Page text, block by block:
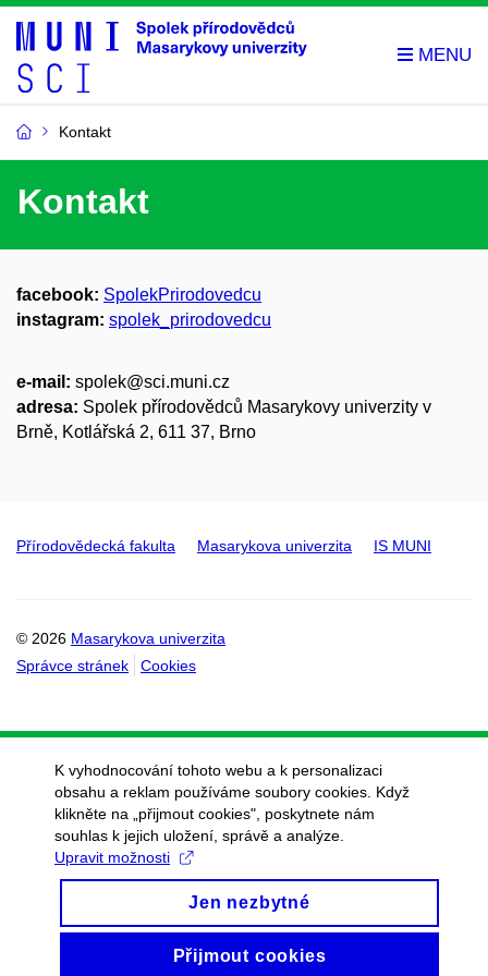
Kontakt
Kontakt
facebook: SpolekPrirodovedcu
instagram: spolek_prirodovedcu
e-mail: spolek@sci.muni.cz
adresa: Spolek přírodovědců Masarykovy univerzity v
Brně, Kotlářská 2, 611 37, Brno
Přírodovědecká fakulta Masarykova univerzita IS MUNI
© 2026 Masarykova univerzita
Správce stránek
Cookies
K vyhodnocování tohoto webu a k personalizaci
obsahu a reklam používáme soubory cookies. Když
klikněte na „přijmout cookies", poskytnete nám
souhlas k jejich uložení, správě a analýze.
Upravit možnosti
Jen nezbytné
Přijmout cookies